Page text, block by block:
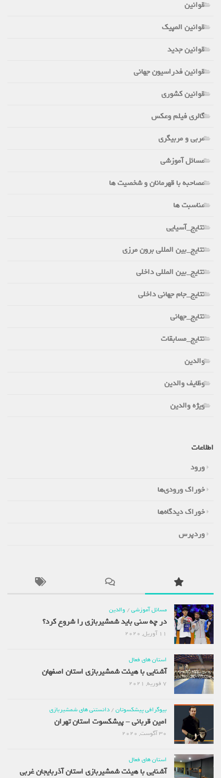
قوانین
قوانین المپیک
قوانین جدید
قوانین فدراسیون جهانی
قوانین کشوری
گالری فیلم وعکس
مربی و مربیگری
مسائل آموزشی
مصاحبه با قهرمانان و شخصیت ها
مناسبت ها
نتایج_آسیایی
نتایج_بین المللی برون مرزی
نتایج_بین المللی داخلی
نتایج_جام جهانی داخلی
نتایج_جهانی
نتایج_مسابقات
والدین
وظایف والدین
ویژه والدین
اطلاعات
ورود
خوراک ورودی‌ها
خوراک دیدگاه‌ها
وردپرس
مسائل آموزشی/والدین
در چه سنی باید شمشیربازی را شروع کرد؟
استان های فعال
آشنایی با هیئت شمشیربازی استان اصفهان
بیوگرافی پیشکسوتان/دانستنی های شمشیربازی
امین قربانی – پیشکسوت استان تهران
استان های فعال
آشنایی با هیئت شمشیربازی استان آذربایجان غربی